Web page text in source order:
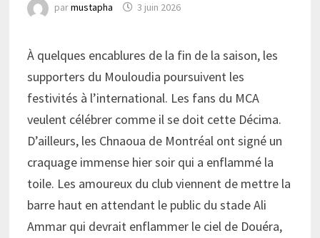
parmustapha 3 juin 2026
À quelques encablures de la fin de la saison, les
supporters du Mouloudia poursuivent les
festivités à l’international. Les fans du MCA
veulent célébrer comme il se doit cette Décima.
D’ailleurs, les Chnaoua de Montréal ont signé un
craquage immense hier soir qui a enflammé la
toile. Les amoureux du club viennent de mettre la
barre haut en attendant le public du stade Ali
Ammar qui devrait enflammer le ciel de Douéra,